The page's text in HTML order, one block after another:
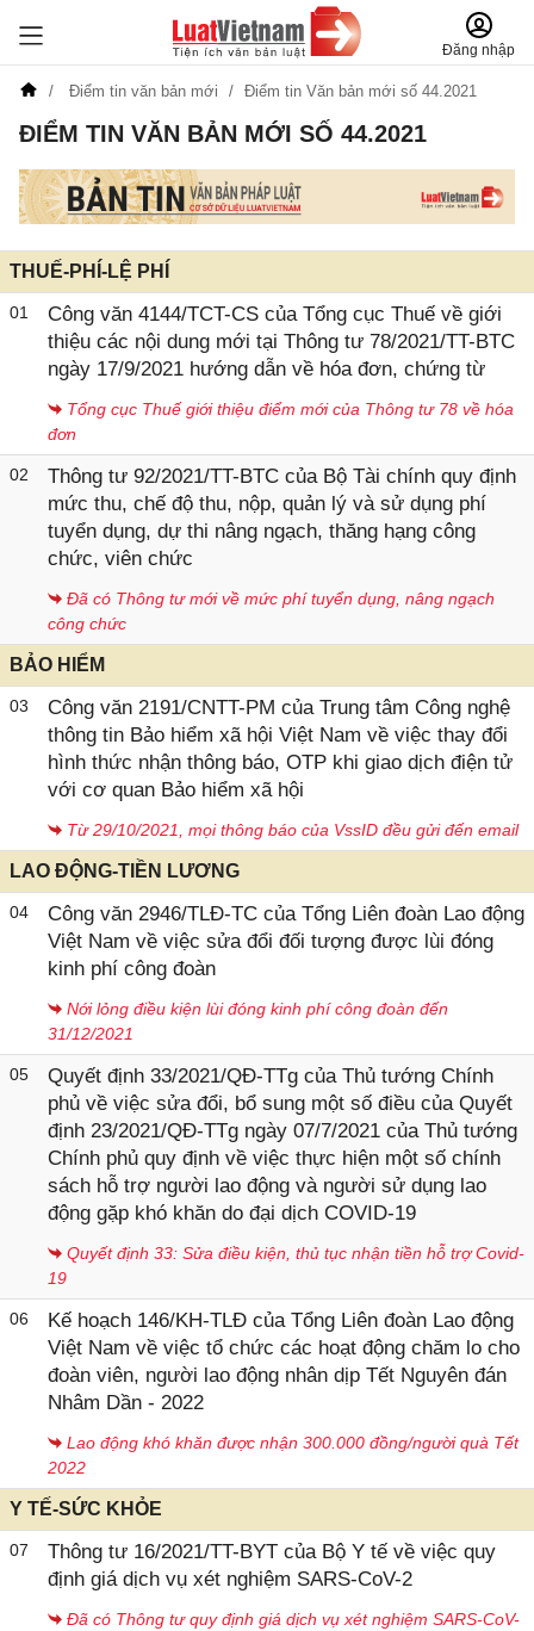
Đăng nhập
Điểm tin văn bản mới Điểm tin Văn bản mới số 44.2021
ĐIỂM TIN VĂN BẢN MỚI SỐ 44.2021
THUẾ-PHÍ-LỆ PHÍ
01
Công văn 4144/TCT-CS của Tổng cục Thuế về giới
thiệu các nội dung mới tại Thông tư 78/2021/TT-BTC
ngày 17/9/2021 hướng dẫn về hóa đơn, chứng từ
Tổng cục Thuế giới thiệu điểm mới của Thông tư 78 về hóa
đơn
02
Thông tư 92/2021/TT-BTC của Bộ Tài chính quy định
mức thu, chế độ thu, nộp, quản lý và sử dụng phí
tuyển dụng, dự thi nâng ngạch, thăng hạng công
chức, viên chức
Đã có Thông tư mới về mức phí tuyển dụng, nâng ngạch
công chức
BẢO HIỂM
03
Công văn 2191/CNTT-PM của Trung tâm Công nghệ
thông tin Bảo hiểm xã hội Việt Nam về việc thay đổi
hình thức nhận thông báo, OTP khi giao dịch điện tử
với cơ quan Bảo hiểm xã hội
Từ 29/10/2021, mọi thông báo của VssID đều gửi đến email
LAO ĐỘNG-TIỀN LƯƠNG
04
Công văn 2946/TLĐ-TC của Tổng Liên đoàn Lao động
Việt Nam về việc sửa đổi đối tượng được lùi đóng
kinh phí công đoàn
Nới lỏng điều kiện lùi đóng kinh phí công đoàn đến
31/12/2021
05
Quyết định 33/2021/QĐ-TTg của Thủ tướng Chính
phủ về việc sửa đổi, bổ sung một số điều của Quyết
định 23/2021/QĐ-TTg ngày 07/7/2021 của Thủ tướng
Chính phủ quy định về việc thực hiện một số chính
sách hỗ trợ người lao động và người sử dụng lao
động gặp khó khăn do đại dịch COVID-19
Quyết định 33: Sửa điều kiện, thủ tục nhận tiền hỗ trợ Covid-
19
06
Kế hoạch 146/KH-TLĐ của Tổng Liên đoàn Lao động
Việt Nam về việc tổ chức các hoạt động chăm lo cho
đoàn viên, người lao động nhân dịp Tết Nguyên đán
Nhâm Dần - 2022
Lao động khó khăn được nhận 300.000 đồng/người quà Tết
2022
Y TẾ-SỨC KHỎE
07
Thông tư 16/2021/TT-BYT của Bộ Y tế về việc quy
định giá dịch vụ xét nghiệm SARS-CoV-2
Đã có Thông tư quy định giá dịch vụ xét nghiệm SARS-CoV-